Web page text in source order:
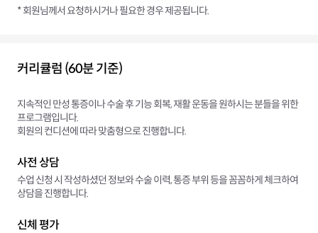
* 회원님께서 요청하시거나 필요한 경우 제공됩니다.
커리큘럼 (60분 기준)
지속적인 만성 통증이나 수술 후 기능 회복, 재활 운동을 원하시는 분들을 위한
프로그램입니다.
회원의 컨디션에 따라 맞춤형으로 진행합니다.
사전 상담
수업 신청 시 작성하셨던 정보와 수술 이력, 통증 부위 등을 꼼꼼하게 체크하여
상담을 진행합니다.
신체 평가